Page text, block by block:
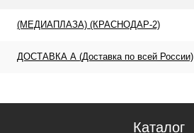
(МЕДИАПЛАЗА) (КРАСНОДАР-2)
ДОСТАВКА А (Доставка по всей России)
Каталог